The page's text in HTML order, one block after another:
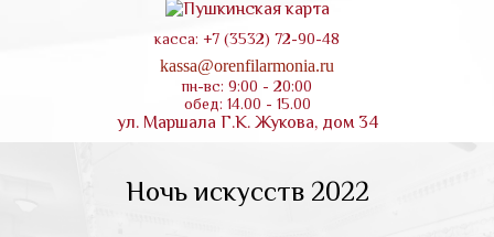
касса: +7 (3532) 72-90-48
kassa@orenfilarmonia.ru
пн-вс: 9:00 - 20:00
обед: 14.00 - 15.00
ул. Маршала Г.К. Жукова, дом 34
Ночь искусств 2022